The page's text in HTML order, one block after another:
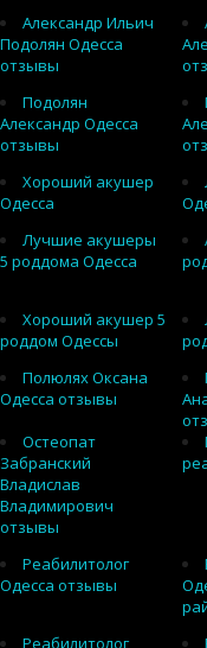
Александр Ильич
Подолян Одесса
отзывы
Подолян
Александр Одесса
отзывы
Хороший акушер
Одесса
Лучшие акушеры
5 роддома Одесса
Хороший акушер 5
роддом Одессы
Полюлях Оксана
Одесса отзывы
Остеопат
Забранский
Владислав
Владимирович
отзывы
Реабилитолог
Одесса отзывы
Реабилитолог